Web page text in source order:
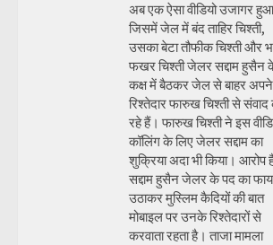
अब एक ऐसा वीडियो उजागर
जिसमें जेल में बंद ताहिर चिश्ती,
उसका बेटा तौफीक चिश्ती और
फखर चिश्ती जेलर सद्दाम हुसैन
कक्ष में बैठकर जेल से बाहर अपने
रिश्तेदार फारुख चिश्ती से
रहे हैं। फारुख चिश्ती ने इस
कॉलिंग के लिए जेलर सद्दाम का
शुक्रिया अदा भी किया। आरोप
सद्दाम हुसैन जेलर के पद का
उठाकर मुस्लिम कैदियों की बात
मोबाइल पर उनके रिश्तेदारों से
करवाता रहता है। ताजा मामला